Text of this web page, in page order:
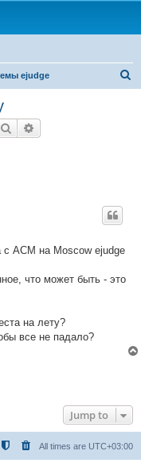
ejudge
Search
ACM на Moscow ejudge
что может быть - это
на лету?
все не падало?
Jump to
All times are UTC+03:00